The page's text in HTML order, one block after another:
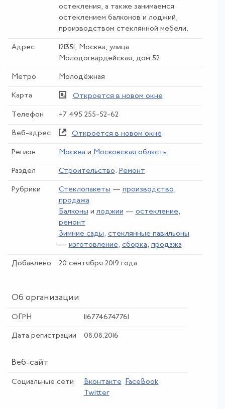
остекления, а также занимаемся
остеклением балконов и лоджий,
производством стеклянной мебели.
Адрес
121351, Москва, улица
Молодогвардейская, дом 52
Метро Молодёжная
Карта Откроется в новом окне
Телефон +7 495 255-52-62
Веб-адрес Откроется в новом окне
Регион Москва и Московская область
Раздел Строительство. Ремонт
Рубрики Стеклопакеты — производство,
продажа
Балконы и лоджии — остекление,
ремонт
Зимние сады, стеклянные павильоны
— изготовление, сборка, продажа
Добавлено 20 сентября 2019 года
Об организации
ОГРН 1167746747761
Дата регистрации 08.08.2016
Веб-сайт
Социальные сети Вконтакте
FaceBook
Twitter